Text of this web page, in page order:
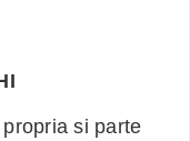
si parte